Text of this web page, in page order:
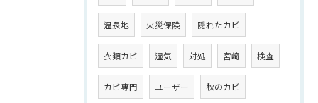
温泉地 火災保険 隠れたカビ
衣類カビ 湿気 対処 宮崎 検査
カビ専門 ユーザー 秋のカビ